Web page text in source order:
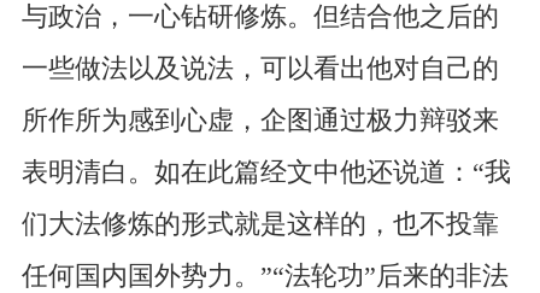
与政治，一心钻研修炼。但结合他之后的
一些做法以及说法，可以看出他对自己的
所作所为感到心虚，企图通过极力辩驳来
表明清白。如在此篇经文中他还说道：“我
们大法修炼的形式就是这样的，也不投靠
任何国内国外势力。”“法轮功”后来的非法